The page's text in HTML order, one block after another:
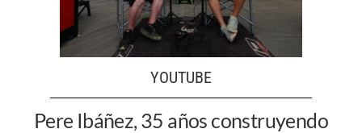
YOUTUBE
Pere Ibáñez, 35 años construyendo